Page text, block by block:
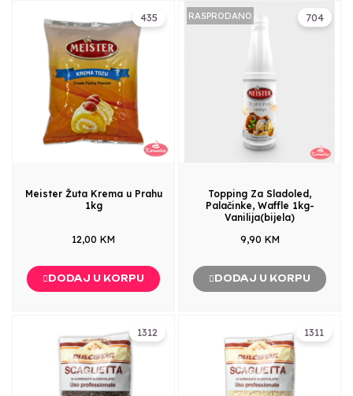
435
Meister Žuta Krema u Prahu
1kg
12,00 KM
DODAJ U KORPU
704
RASPRODANO
Topping Za Sladoled,
Palačinke, Waffle 1kg-
Vanilija(bijela)
9,90 KM
DODAJ U KORPU
1312 1311